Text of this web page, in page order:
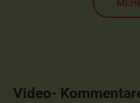
Video-